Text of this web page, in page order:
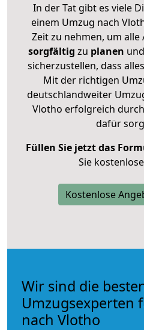
In der Tat gibt es viele
einem Umzug nach
Zeit zu nehmen, um alle
sorgfältig zu planen
sicherzustellen, dass
Mit der richtigen
deutschlandweiter
Vlotho erfolgreich
dafür
Füllen Sie jetzt das
Sie
Kostenlose
Wir sind die
Umzugsexperten
nach Vlotho